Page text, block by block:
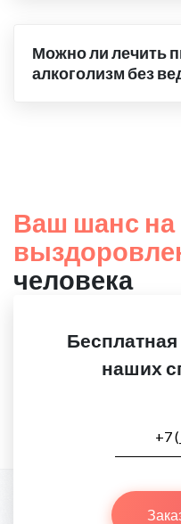
Можно ли лечить
алкоголизм без
Ваш шанс на
человека
Бесплатная
наших